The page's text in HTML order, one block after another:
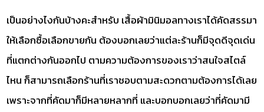
เป็นอย่างไงกันบ้างคะสำหรับ เสื้อผ้ามินิมอลทางเราได้คัดสรรมา
ให้เลือกซื้อเลือกขายกัน ต้องบอกเลยว่าแต่ละร้านก็มีจุดดีจุดเด่น
ที่แตกต่างกันออกไป ตามความต้องการของเราว่าสนใจสไตล์
ไหน ก็สามารถเลือกร้านที่เราชอบตามสะดวกตามต้องการได้เลย
เพราะจากที่คัดมาก็มีหลายหลากที่ และบอกบอกเลยว่าที่คัดมามี